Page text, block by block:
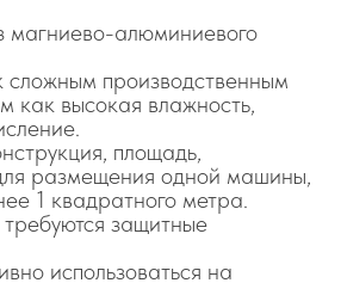
магниево-алюминиевого
сложным производственным
как высокая влажность,
площадь,
размещения одной машины,
1 квадратного метра.
защитные
использоваться на